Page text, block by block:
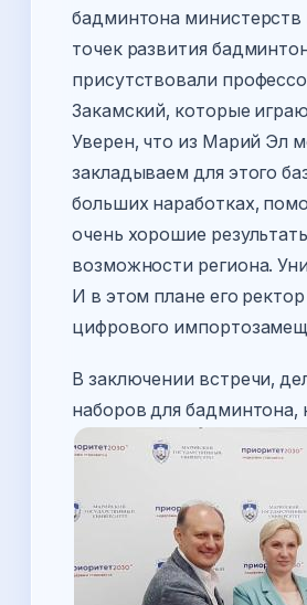
бадминтона министерств
точек развития
присутствовали
Закамский, которые
Уверен, что из Марий Эл
закладываем для этого
больших наработках,
очень хорошие
возможности региона.
И в этом плане его
цифрового
В заключении встречи,
наборов для бадминтона,